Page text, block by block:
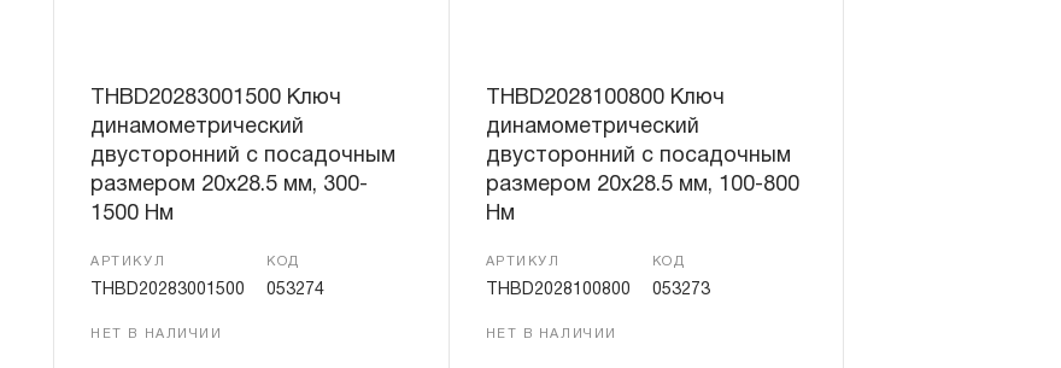
THBD20283001500 Ключ
динамометрический
двусторонний с посадочным
размером 20х28.5 мм, 300-
1500 Нм
АРТИКУЛ
THBD20283001500
КОД
053274
НЕТ В НАЛИЧИИ
THBD2028100800 Ключ
динамометрический
двусторонний с посадочным
размером 20х28.5 мм, 100-800
Нм
АРТИКУЛ
THBD2028100800
КОД
053273
НЕТ В НАЛИЧИИ